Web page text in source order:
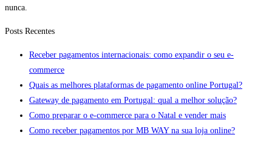
nunca.
Posts Recentes
Receber pagamentos internacionais: como expandir o seu e-
commerce
Quais as melhores plataformas de pagamento online Portugal?
Gateway de pagamento em Portugal: qual a melhor solução?
Como preparar o e-commerce para o Natal e vender mais
Como receber pagamentos por MB WAY na sua loja online?